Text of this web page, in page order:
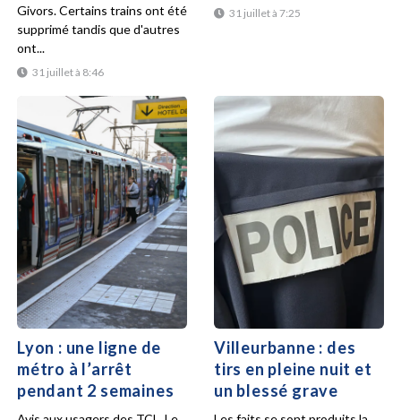
31 juillet à 8:46
Givors. Certains trains ont été
supprimé tandis que d'autres
ont...
31 juillet à 7:25
Lyon : une ligne de
métro à l’arrêt
pendant 2 semaines
Villeurbanne : des
tirs en pleine nuit et
un blessé grave